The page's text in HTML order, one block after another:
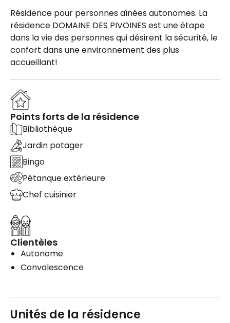
Résidence pour personnes aînées autonomes. La
résidence DOMAINE DES PIVOINES est une étape
dans la vie des personnes qui désirent la sécurité, le
confort dans une environnement des plus
accueillant!
Points forts de la résidence
Bibliothèque
Jardin potager
Bingo
Pétanque extérieure
Chef cuisinier
Clientèles
Autonome
Convalescence
Unités de la résidence